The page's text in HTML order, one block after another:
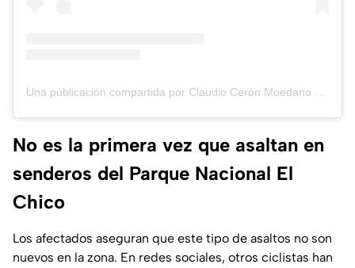
Una publicación compartida por Claudio Cerón Moedano (@claudio_ceron_moedano)
No es la primera vez que asaltan en
senderos del Parque Nacional El
Chico
Los afectados aseguran que este tipo de asaltos no son
nuevos en la zona. En redes sociales, otros ciclistas han